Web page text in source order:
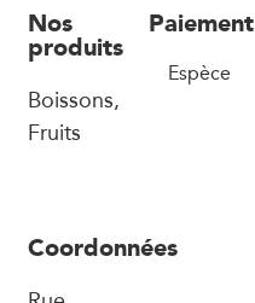
Nos
produits
Boissons,
Fruits
Paiement
Espèce
Coordonnées